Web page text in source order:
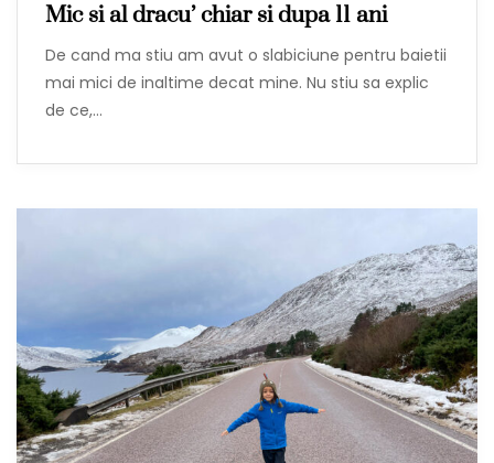
Mic si al dracu’ chiar si dupa 11 ani
De cand ma stiu am avut o slabiciune pentru baietii
mai mici de inaltime decat mine. Nu stiu sa explic
de ce,…